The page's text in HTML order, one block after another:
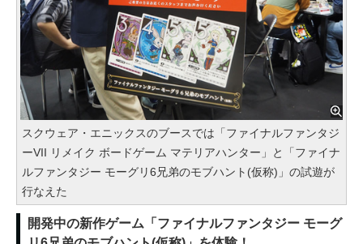
スクウェア・エニックスのブースでは「ファイナルファンタジ
ーVII リメイク ボードゲーム マテリアハンター」と「ファイナ
ルファンタジー モーグリ6兄弟のモブハント(仮称)」の試遊が
行なえた
開発中の新作ゲーム「ファイナルファンタジー モーグ